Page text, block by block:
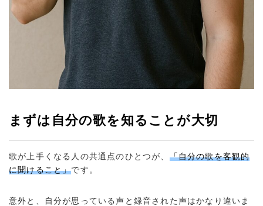
まずは自分の歌を知ることが大切
歌が上手くなる人の共通点のひとつが、 「自分の歌を客観的
に聞けること」です。
意外と、自分が思っている声と録音された声はかなり違いま